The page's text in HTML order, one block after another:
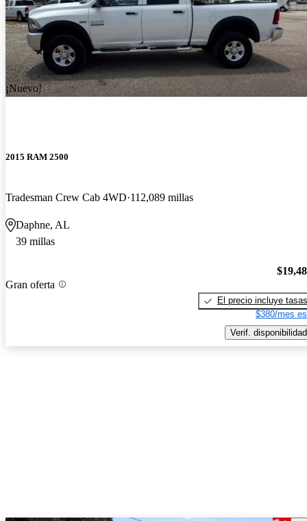
¡Nuevo!
2015 RAM 2500
Tradesman Crew Cab 4WD 112,089 millas
Daphne, AL
39 millas
Gran oferta
El precio incluye tasas
$380/mes
Verif. disponibilidad